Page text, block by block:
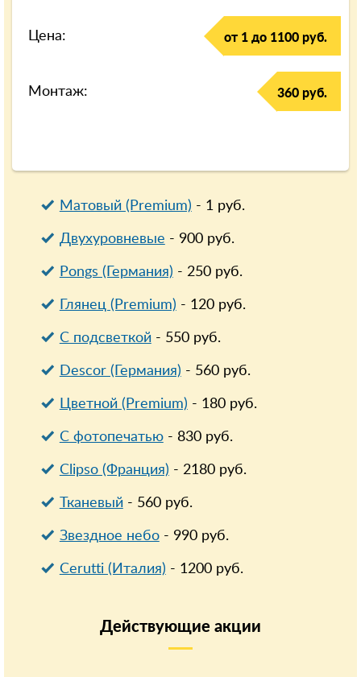
Цена: от 1 до 1100 руб.
Монтаж: 360 руб.
Матовый (Premium) - 1руб.
Двухуровневые - 900руб.
Pongs (Германия) - 250руб.
Глянец (Premium) - 120руб.
С подсветкой- 550руб.
Descor (Германия) - 560руб.
Цветной (Premium) - 180руб.
С фотопечатью- 830руб.
Clipso (Франция) - 2180руб.
Тканевый- 560руб.
Звездное небо- 990руб.
Cerutti (Италия) - 1200руб.
Действующие акции